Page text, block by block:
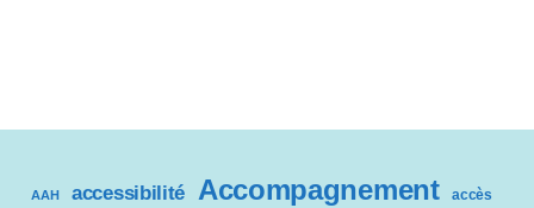
AAH accessibilité Accompagnement accès